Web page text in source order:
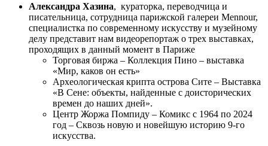
Александра Хазина, кураторка, переводчица и
писательница, сотрудница парижской галереи Mennour,
специалистка по современному искусству и музейному
делу представит нам видеорепортаж о трех выставках,
проходящих в данный момент в Париже
Торговая биржа – Коллекция Пино – выставка
«Мир, каков он есть»
Археологическая крипта острова Сите – Выставка
«В Сене: объекты, найденные с доисторических
времен до наших дней».
Центр Жоржа Помпиду – Комикс с 1964 по 2024
год – Сквозь новую и новейшую историю 9-го
искусства.